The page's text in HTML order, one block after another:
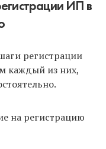
ИП в
регистрации
каждый из них,
на регистрацию